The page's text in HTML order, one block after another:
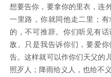
想要告你，要拿你的里衣，连
一里路，你就同他走二里；
的，不可推辞。你们听见有
敌。只是我告诉你们，要爱
告。这样就可以作你们天父的
照歹人；降雨给义人，也给不义